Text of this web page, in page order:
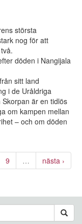
största
nog för att
döden i Nangijala
sitt land
i de Uråldriga
är en tidlös
om kampen mellan
– och om döden
9 … nästa ›